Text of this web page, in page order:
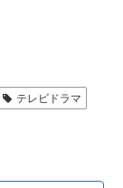
テレビドラマ